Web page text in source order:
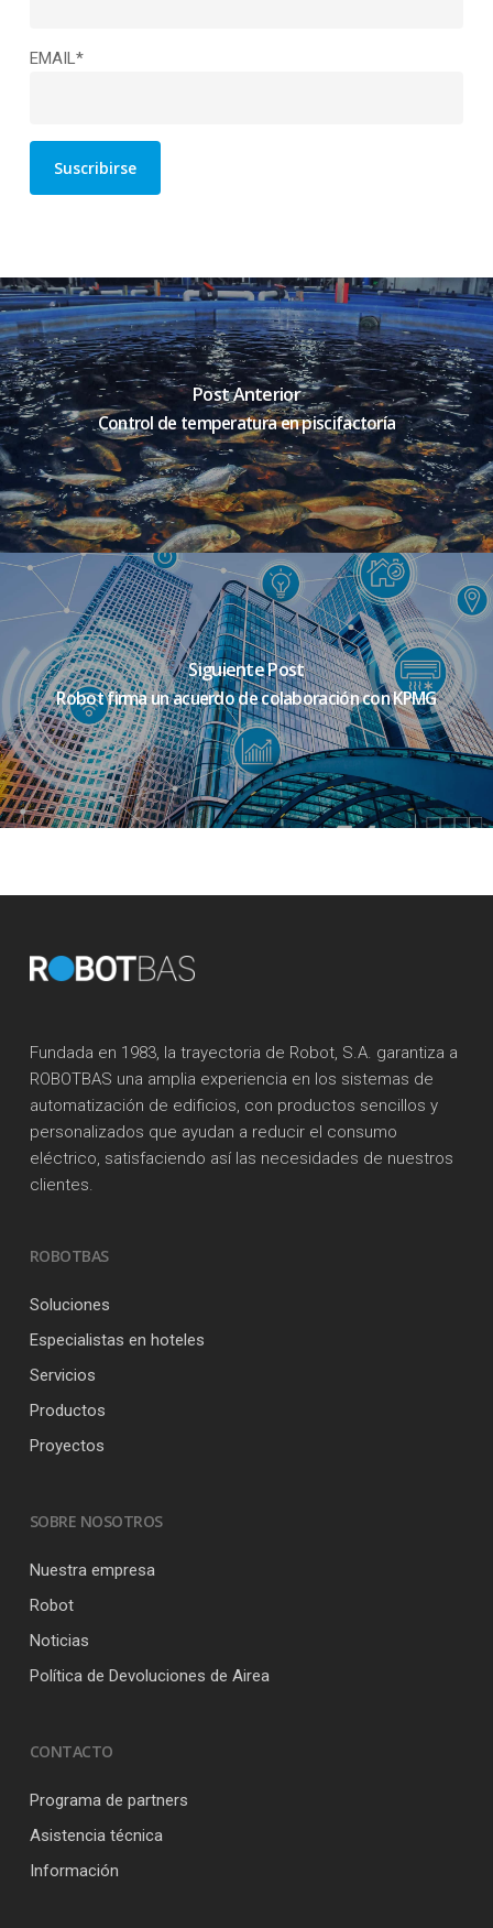
EMAIL*
Post Anterior
Control de temperatura en piscifactoría
Siguiente Post
Robot firma un acuerdo de colaboración con KPMG
Fundada en 1983, la trayectoria de Robot, S.A. garantiza a
ROBOTBAS una amplia experiencia en los sistemas de
automatización de edificios, con productos sencillos y
personalizados que ayudan a reducir el consumo
eléctrico, satisfaciendo así las necesidades de nuestros
clientes.
ROBOTBAS
Soluciones
Especialistas en hoteles
Servicios
Productos
Proyectos
SOBRE NOSOTROS
Nuestra empresa
Robot
Noticias
Política de Devoluciones de Airea
CONTACTO
Programa de partners
Asistencia técnica
Información